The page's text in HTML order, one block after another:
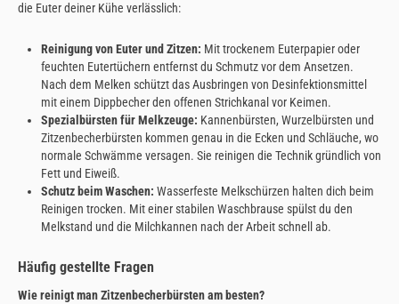
die Euter deiner Kühe verlässlich:
Reinigung von Euter und Zitzen: Mit trockenem Euterpapier oder
feuchten Eutertüchern entfernst du Schmutz vor dem Ansetzen.
Nach dem Melken schützt das Ausbringen von Desinfektionsmittel
mit einem Dippbecher den offenen Strichkanal vor Keimen.
Spezialbürsten für Melkzeuge: Kannenbürsten, Wurzelbürsten und
Zitzenbecherbürsten kommen genau in die Ecken und Schläuche, wo
normale Schwämme versagen. Sie reinigen die Technik gründlich von
Fett und Eiweiß.
Schutz beim Waschen: Wasserfeste Melkschürzen halten dich beim
Reinigen trocken. Mit einer stabilen Waschbrause spülst du den
Melkstand und die Milchkannen nach der Arbeit schnell ab.
Häufig gestellte Fragen
Wie reinigt man Zitzenbecherbürsten am besten?